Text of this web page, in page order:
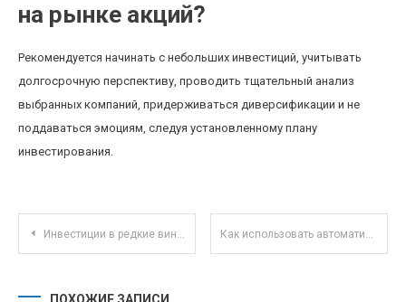
на рынке акций?
Рекомендуется начинать с небольших инвестиций, учитывать
долгосрочную перспективу, проводить тщательный анализ
выбранных компаний, придерживаться диверсификации и не
поддаваться эмоциям, следуя установленному плану
инвестирования.
Навигация по записям
Инвестиции в редкие винтажные автомобили как альтернативный актив в условиях рыночной волатильности Как использовать автоматические инвестиционные сервисы для пассивного дохода в 2025 году